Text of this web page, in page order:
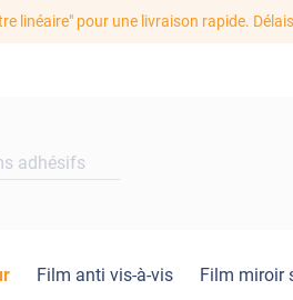
linéaire" pour une livraison rapide.
Film anti vis-à-vis Film miroir